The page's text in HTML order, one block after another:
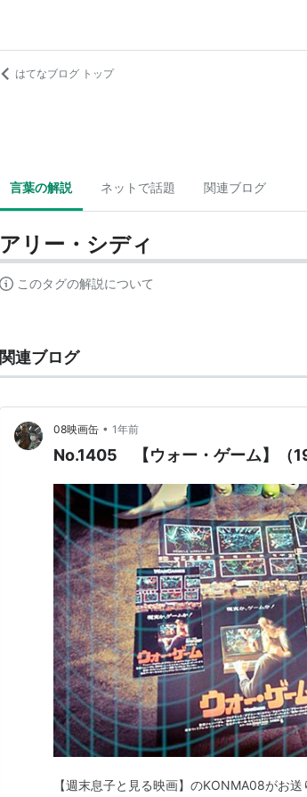
はてなブログ トップ
言葉の解説 ネットで話題 関連ブログ
アリー・シディ
このタグの解説について
関連ブログ
08映画缶 • 1年前
No.1405 【ウォー・ゲーム】（
【週末息子と見る映画】のKONMA08がお